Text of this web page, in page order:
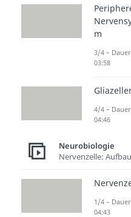
die
Furchen
stark
höhere
Das
besteht
m
3/4 –
03:58
4/4 –
04:46
Neurobiologie
Nervenzelle: Aufbau
1/4 –
04:43